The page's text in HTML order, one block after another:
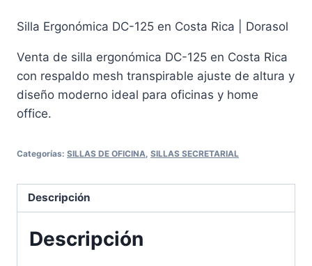
Silla Ergonómica DC-125 en Costa Rica | Dorasol
Venta de silla ergonómica DC-125 en Costa Rica
con respaldo mesh transpirable ajuste de altura y
diseño moderno ideal para oficinas y home
office.
Categorías: SILLAS DE OFICINA SILLAS SECRETARIAL
Descripción
Descripción